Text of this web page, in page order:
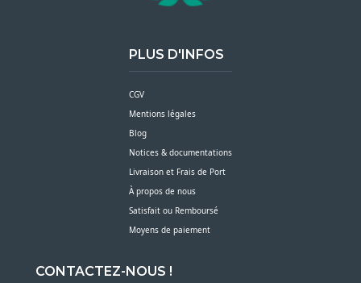
PLUS D'INFOS
CGV
Mentions légales
Blog
Notices & documentations
Livraison et Frais de Port
À propos de nous
Satisfait ou Remboursé
Moyens de paiement
CONTACTEZ-NOUS !